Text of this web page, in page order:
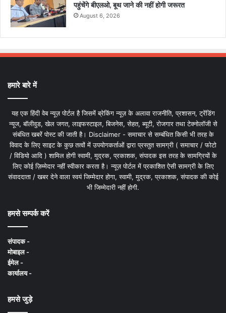
पहुंचेंगे बीएलओ, बूथ जाने की नहीं होगी जरूरत
August 6, 2026
हमारे बारे में
यह एक हिंदी वेब न्यूज़ पोर्टल है जिसमें ब्रेकिंग न्यूज़ के अलावा राजनीति, प्रशासन, ट्रेंडिंग
न्यूज, बॉलीवुड, खेल जगत, लाइफस्टाइल, बिजनेस, सेहत, ब्यूटी, रोजगार तथा टेक्नोलॉजी से
संबंधित खबरें पोस्ट की जाती है। Disclaimer - समाचार से सम्बंधित किसी भी तरह के
विवाद के लिए साइट के कुछ तत्वों में उपयोगकर्ताओं द्वारा प्रस्तुत सामग्री ( समाचार / फोटो
/ विडियो आदि ) शामिल होगी स्वामी, मुद्रक, प्रकाशक, संपादक इस तरह के सामग्रियों के
लिए कोई ज़िम्मेदार नहीं स्वीकार करता है। न्यूज़ पोर्टल में प्रकाशित ऐसी सामग्री के लिए
संवाददाता / खबर देने वाला स्वयं जिम्मेदार होगा, स्वामी, मुद्रक, प्रकाशक, संपादक की कोई
भी जिम्मेदारी नहीं होगी.
हमसे सम्पर्क करें
संपादक -
मोबाइल -
ईमेल -
कार्यालय -
हमसे जुड़े